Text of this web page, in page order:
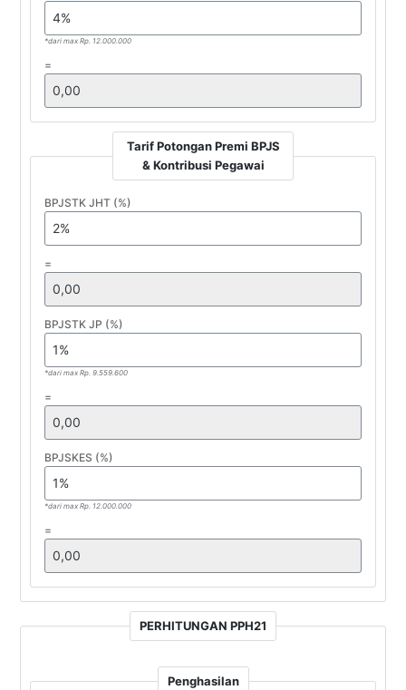
*dari max Rp. 12.000.000
=
Tarif Potongan Premi BPJS
& Kontribusi Pegawai
BPJSTK JHT (%)
=
BPJSTK JP (%)
*dari max Rp. 9.559.600
=
BPJSKES (%)
*dari max Rp. 12.000.000
=
PERHITUNGAN PPH21
Penghasilan